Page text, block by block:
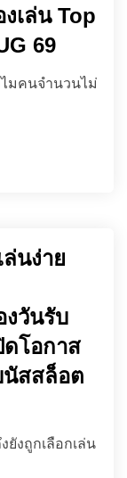
เล่น Top
69
ไมคนจำนวนไม่
นง่าย
วันรับ
ดโอกาส
สสล็อต
ยังถูกเลือกเล่น